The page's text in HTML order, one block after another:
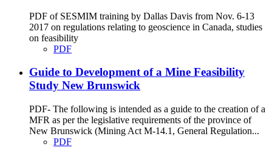
PDF of SESMIM training by Dallas Davis from Nov. 6-13
2017 on regulations relating to geoscience in Canada, studies
on feasibility
PDF
Guide to Development of a Mine Feasibility
Study New Brunswick
PDF- The following is intended as a guide to the creation of a
MFR as per the legislative requirements of the province of
New Brunswick (Mining Act M-14.1, General Regulation...
PDF